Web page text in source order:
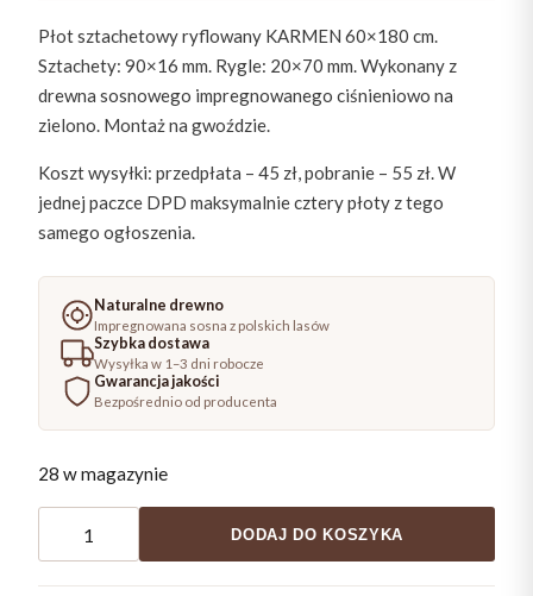
Płot sztachetowy ryflowany KARMEN 60×180 cm.
Sztachety: 90×16 mm. Rygle: 20×70 mm. Wykonany z
drewna sosnowego impregnowanego ciśnieniowo na
zielono. Montaż na gwoździe.
Koszt wysyłki: przedpłata – 45 zł, pobranie – 55 zł. W
jednej paczce DPD maksymalnie cztery płoty z tego
samego ogłoszenia.
Naturalne drewno
Impregnowana sosna z polskich lasów
Szybka dostawa
Wysyłka w 1–3 dni robocze
Gwarancja jakości
Bezpośrednio od producenta
28 w magazynie
DODAJ DO KOSZYKA